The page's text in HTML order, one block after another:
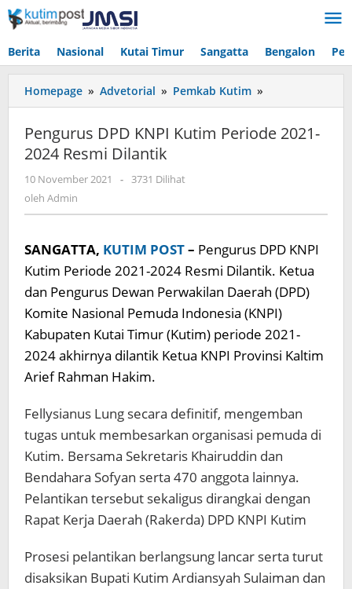
Lewati
ke
Berita Nasional Kutai Timur Sangatta Bengalon
Homepage » Advetorial » Pemkab Kutim »
DPD
Kutim
Pengurus DPD KNPI Kutim Periode 2021-
2024 Resmi Dilantik
10 November 2021
oleh
- 3731 Dilihat
oleh Admin
SANGATTA, KUTIM POST– Pengurus DPD KNPI
Kutim Periode 2021-2024 Resmi Dilantik. Ketua
dan Pengurus Dewan Perwakilan Daerah (DPD)
Komite Nasional Pemuda Indonesia (KNPI)
Kabupaten Kutai Timur (Kutim) periode 2021-
2024 akhirnya dilantik Ketua KNPI Provinsi Kaltim
Arief Rahman Hakim.
Fellysianus Lung secara definitif, mengemban
tugas untuk membesarkan organisasi pemuda di
Kutim. Bersama Sekretaris Khairuddin dan
Bendahara Sofyan serta 470 anggota lainnya.
Pelantikan tersebut sekaligus dirangkai dengan
Rapat Kerja Daerah (Rakerda) DPD KNPI Kutim
Prosesi pelantikan berlangsung lancar serta turut
disaksikan Bupati Kutim Ardiansyah Sulaiman dan